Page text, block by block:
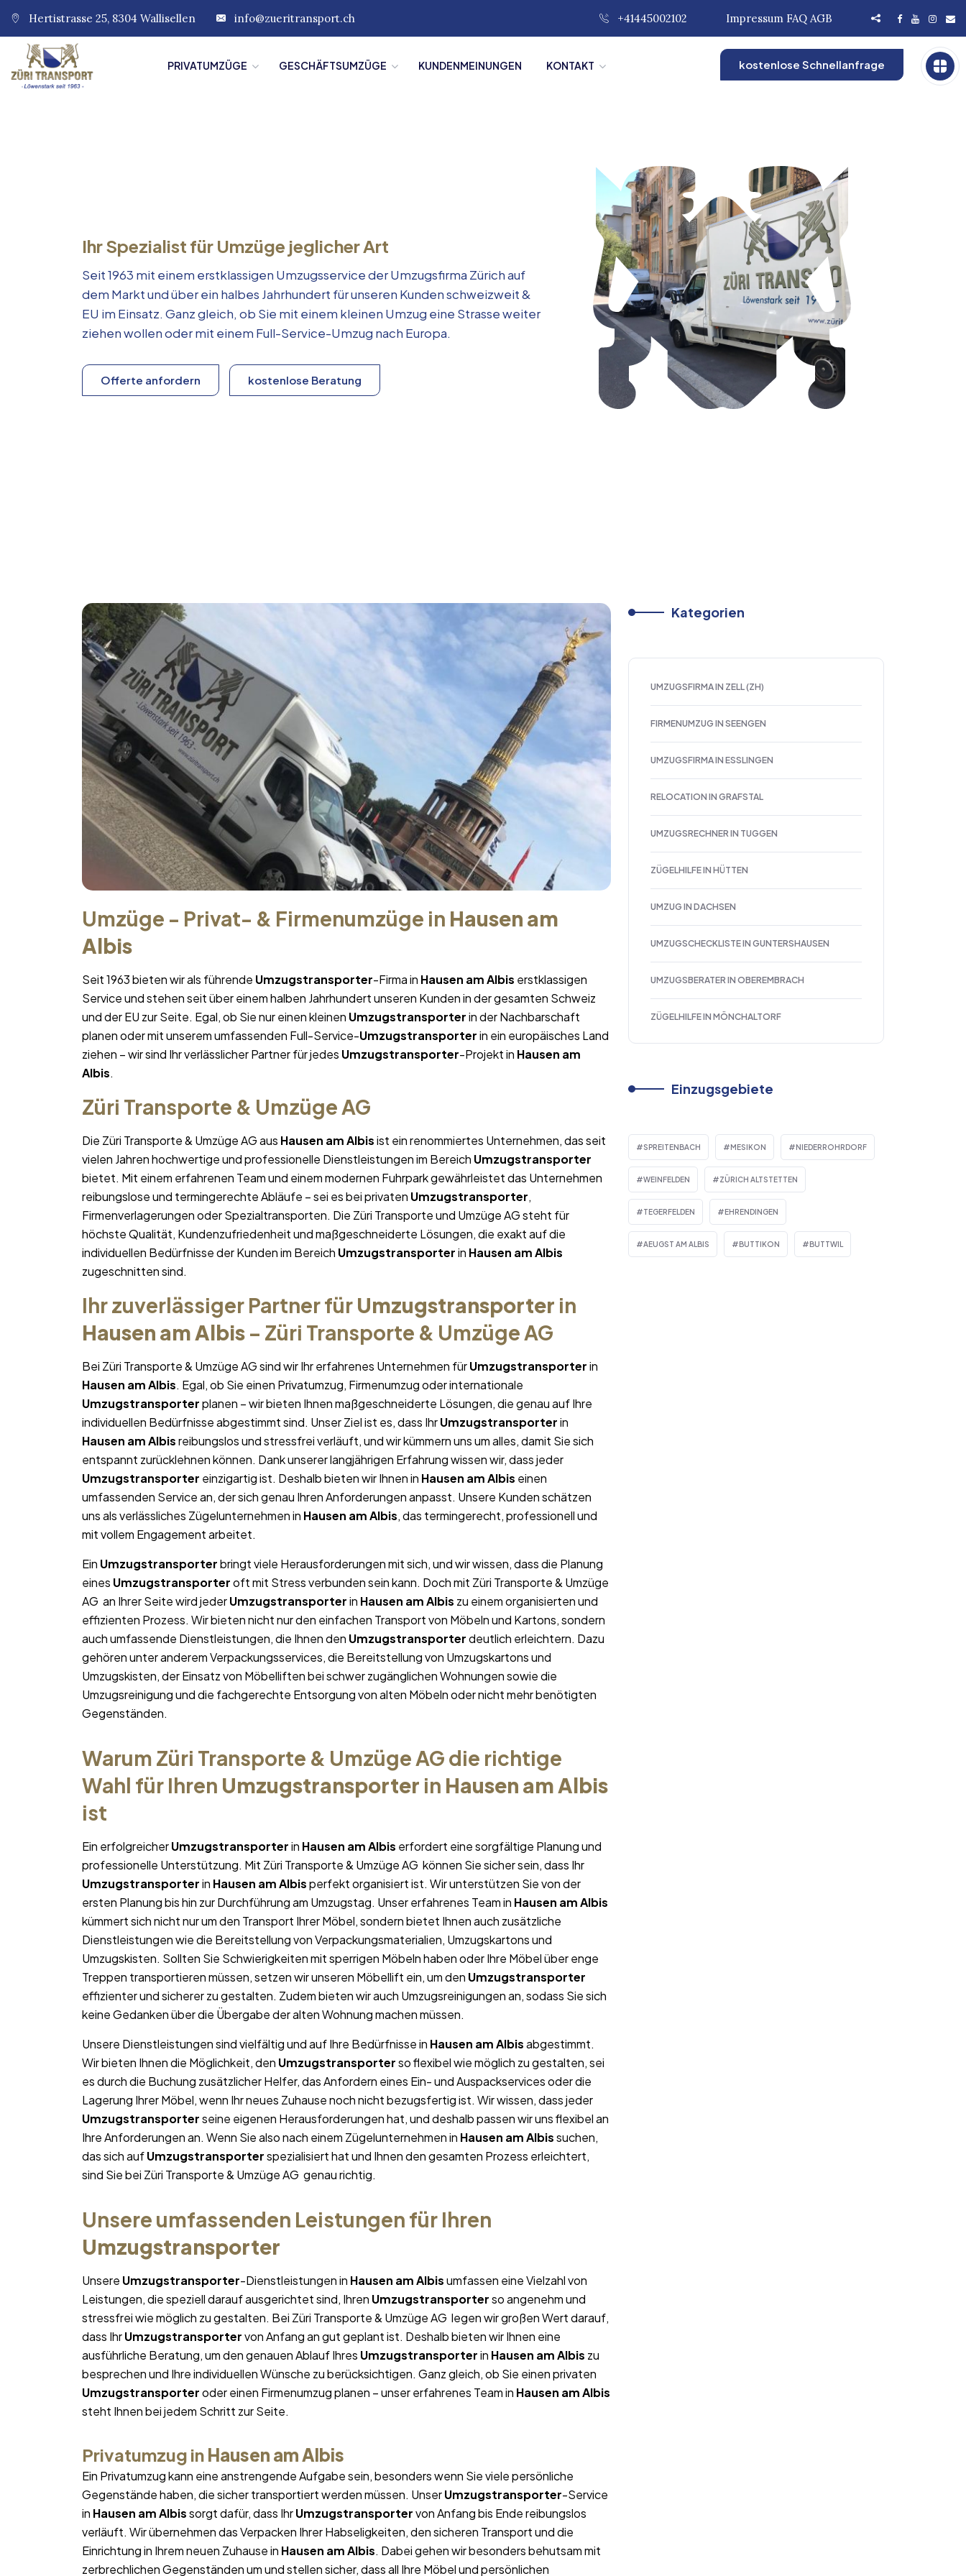
Hertistrasse 25, 8304 Wallisellen info@zueritransport.ch +41445002102 Impressum FAQ AGB
PRIVATUMZÜGE GESCHÄFTSUMZÜGE KUNDENMEINUNGEN KONTAKT kostenlose Schnellanfrage
Ihr Spezialist für Umzüge jeglicher Art
Seit 1963 mit einem erstklassigen Umzugsservice der Umzugsfirma Zürich auf
dem Markt und über ein halbes Jahrhundert für unseren Kunden schweizweit &
EU im Einsatz. Ganz gleich, ob Sie mit einem kleinen Umzug eine Strasse weiter
ziehen wollen oder mit einem Full-Service-Umzug nach Europa.
Offerte anfordern kostenlose Beratung
Umzüge - Privat- & Firmenumzüge in Hausen am
Albis
Seit 1963 bieten wir als führende Umzugstransporter-Firma in Hausen am Albis erstklassigen
Service und stehen seit über einem halben Jahrhundert unseren Kunden in der gesamten Schweiz
und der EU zur Seite. Egal, ob Sie nur einen kleinen Umzugstransporterin der Nachbarschaft
planen oder mit unserem umfassenden Full-Service-Umzugstransporterin ein europäisches Land
ziehen – wir sind Ihr verlässlicher Partner für jedes Umzugstransporter-Projekt in Hausen am
Albis.
Züri Transporte & Umzüge AG
Die Züri Transporte & Umzüge AG aus Hausen am Albisist ein renommiertes Unternehmen, das seit
vielen Jahren hochwertige und professionelle Dienstleistungen im Bereich Umzugstransporter
bietet. Mit einem erfahrenen Team und einem modernen Fuhrpark gewährleistet das Unternehmen
reibungslose und termingerechte Abläufe – sei es bei privaten Umzugstransporter,
Firmenverlagerungen oder Spezialtransporten. Die Züri Transporte und Umzüge AG steht für
höchste Qualität, Kundenzufriedenheit und maßgeschneiderte Lösungen, die exakt auf die
individuellen Bedürfnisse der Kunden im Bereich Umzugstransporterin Hausen am Albis
zugeschnitten sind.
Ihr zuverlässiger Partner für Umzugstransporter in
Hausen am Albis – Züri Transporte & Umzüge AG
Bei Züri Transporte & Umzüge AG sind wir Ihr erfahrenes Unternehmen fürUmzugstransporterin
Hausen am Albis. Egal, ob Sie einen Privatumzug, Firmenumzug oder internationale
Umzugstransporterplanen – wir bieten Ihnen maßgeschneiderte Lösungen, die genau auf Ihre
individuellen Bedürfnisse abgestimmt sind. Unser Ziel ist es, dass IhrUmzugstransporterin
Hausen am Albisreibungslos und stressfrei verläuft, und wir kümmern uns um alles, damit Sie sich
entspannt zurücklehnen können. Dank unserer langjährigen Erfahrung wissen wir, dass jeder
Umzugstransporter einzigartig ist. Deshalb bieten wir Ihnen in Hausen am Albis einen
umfassenden Service an, der sich genau Ihren Anforderungen anpasst. Unsere Kunden schätzen
uns als verlässliches Zügelunternehmen in Hausen am Albis, das termingerecht, professionell und
mit vollem Engagement arbeitet.
Ein Umzugstransporterbringt viele Herausforderungen mit sich, und wir wissen, dass die Planung
eines Umzugstransporteroft mit Stress verbunden sein kann. Doch mit Züri Transporte & Umzüge
AG an Ihrer Seite wird jederUmzugstransporterin Hausen am Albis zu einem organisierten und
effizienten Prozess. Wir bieten nicht nur den einfachen Transport von Möbeln und Kartons, sondern
auch umfassende Dienstleistungen, die Ihnen den Umzugstransporterdeutlich erleichtern. Dazu
gehören unter anderem Verpackungsservices, die Bereitstellung von Umzugskartons und
Umzugskisten, der Einsatz von Möbelliften bei schwer zugänglichen Wohnungen sowie die
Umzugsreinigung und die fachgerechte Entsorgung von alten Möbeln oder nicht mehr benötigten
Gegenständen.
Warum Züri Transporte & Umzüge AG die richtige
Wahl für Ihren Umzugstransporter in Hausen am Albis
ist
Ein erfolgreicherUmzugstransporterin Hausen am Albis erfordert eine sorgfältige Planung und
professionelle Unterstützung. Mit Züri Transporte & Umzüge AG können Sie sicher sein, dass Ihr
Umzugstransporterin Hausen am Albisperfekt organisiert ist. Wir unterstützen Sie von der
ersten Planung bis hin zur Durchführung am Umzugstag. Unser erfahrenes Team in Hausen am Albis
kümmert sich nicht nur um den Transport Ihrer Möbel, sondern bietet Ihnen auch zusätzliche
Dienstleistungen wie die Bereitstellung von Verpackungsmaterialien, Umzugskartons und
Umzugskisten. Sollten Sie Schwierigkeiten mit sperrigen Möbeln haben oder Ihre Möbel über enge
Treppen transportieren müssen, setzen wir unseren Möbellift ein, um den Umzugstransporter
effizienter und sicherer zu gestalten. Zudem bieten wir auch Umzugsreinigungen an, sodass Sie sich
keine Gedanken über die Übergabe der alten Wohnung machen müssen.
Unsere Dienstleistungen sind vielfältig und auf Ihre Bedürfnisse in Hausen am Albisabgestimmt.
Wir bieten Ihnen die Möglichkeit, den Umzugstransporterso flexibel wie möglich zu gestalten, sei
es durch die Buchung zusätzlicher Helfer, das Anfordern eines Ein- und Auspackservices oder die
Lagerung Ihrer Möbel, wenn Ihr neues Zuhause noch nicht bezugsfertig ist. Wir wissen, dass jeder
Umzugstransporterseine eigenen Herausforderungen hat, und deshalb passen wir uns flexibel an
Ihre Anforderungen an. Wenn Sie also nach einem Zügelunternehmen in Hausen am Albissuchen,
das sich aufUmzugstransporterspezialisiert hat und Ihnen den gesamten Prozess erleichtert,
sind Sie bei Züri Transporte & Umzüge AG genau richtig.
Unsere umfassenden Leistungen für Ihren
Umzugstransporter
Unsere Umzugstransporter-Dienstleistungen in Hausen am Albisumfassen eine Vielzahl von
Leistungen, die speziell darauf ausgerichtet sind, Ihren Umzugstransporterso angenehm und
stressfrei wie möglich zu gestalten. Bei Züri Transporte & Umzüge AG legen wir großen Wert darauf,
dass IhrUmzugstransportervon Anfang an gut geplant ist. Deshalb bieten wir Ihnen eine
ausführliche Beratung, um den genauen Ablauf Ihres Umzugstransporterin Hausen am Albis zu
besprechen und Ihre individuellen Wünsche zu berücksichtigen. Ganz gleich, ob Sie einen privaten
Umzugstransporteroder einen Firmenumzug planen – unser erfahrenes Team in Hausen am Albis
steht Ihnen bei jedem Schritt zur Seite.
Privatumzug in Hausen am Albis
Ein Privatumzug kann eine anstrengende Aufgabe sein, besonders wenn Sie viele persönliche
Gegenstände haben, die sicher transportiert werden müssen. UnserUmzugstransporter-Service
in Hausen am Albissorgt dafür, dass IhrUmzugstransportervon Anfang bis Ende reibungslos
verläuft. Wir übernehmen das Verpacken Ihrer Habseligkeiten, den sicheren Transport und die
Einrichtung in Ihrem neuen Zuhause in Hausen am Albis. Dabei gehen wir besonders behutsam mit
zerbrechlichen Gegenständen um und stellen sicher, dass all Ihre Möbel und persönlichen
Kategorien
UMZUGSFIRMA IN ZELL (ZH)
FIRMENUMZUG IN SEENGEN
UMZUGSFIRMA IN ESSLINGEN
RELOCATION IN GRAFSTAL
UMZUGSRECHNER IN TUGGEN
ZÜGELHILFE IN HÜTTEN
UMZUG IN DACHSEN
UMZUGSCHECKLISTE IN GUNTERSHAUSEN
UMZUGSBERATER IN OBEREMBRACH
ZÜGELHILFE IN MÖNCHALTORF
Einzugsgebiete
SPREITENBACH MESIKON NIEDERROHRDORF
WEINFELDEN ZÜRICH ALTSTETTEN
TEGERFELDEN EHRENDINGEN
AEUGST AM ALBIS BUTTIKON BUTTWIL